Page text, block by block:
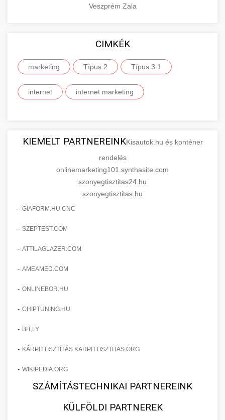
Veszprém Zala
CIMKÉK
marketing Típus 2 Típus 3 1
internet internet marketing
KIEMELT PARTNEREINKKisautok.hu és konténer
rendelés
onlinemarketing101.synthasite.com
szonyegtisztitas24.hu
szonyegtisztitas.hu
- GIAFORM.HU CNC
- SZEPTEST.COM
- ATTILAGLAZER.COM
- AMEAMED.COM
- ONLINEBOR.HU
- CHIPTUNING.HU
- BIT.LY
- KÁRPITTISZTÍTÁS KARPITTISZTITAS.ORG
- WIKIPEDIA.ORG
SZÁMÍTÁSTECHNIKAI PARTNEREINK
KÜLFÖLDI PARTNEREK